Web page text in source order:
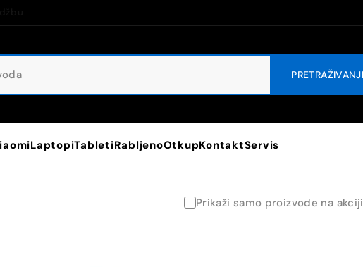
LaptopiTabletiRabljenoOtkupKontaktServis
Prikaži samo proizvode na akciji